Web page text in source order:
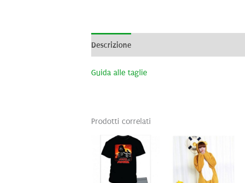
Descrizione
Guida alle taglie
Prodotti correlati